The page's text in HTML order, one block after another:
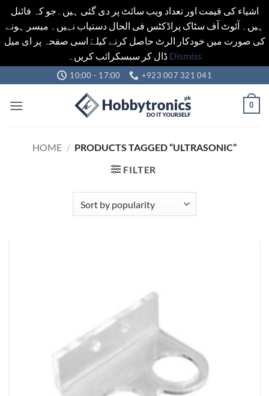
اشیاء کی قیمت اور تعداد ویب سائٹ پر دی گئی ہیں۔جو کہ فائنل
ہیں۔ آئوٹ آف سٹاک پراڈکٹس فی الحال دستیاب نہیں۔ میسر ہونے
کی صورت میں خودکار الرٹ حاصل کرنے کیلےَ اسی صفحہ پر ای میل
ڈال کر سبسکرائب کریں۔ Dismiss
to
content
10:00 - 17:00 +923 007 321 041
0
HOME / PRODUCTS TAGGED “ULTRASONIC”
FILTER